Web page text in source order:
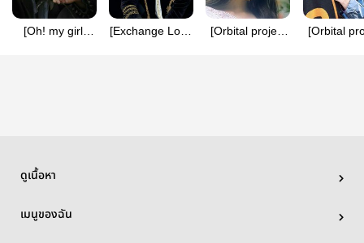
[Oh! my girl]
[Exchange Love
[Orbital project
[Orbital
ดูเนื้อหา
เมนูของฉัน